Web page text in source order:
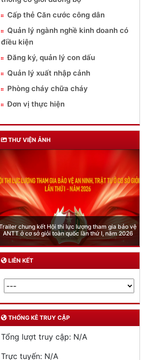
Cấp thẻ Căn cước công dân
Quản lý ngành nghề kinh doanh có
điều kiện
Đăng ký, quản lý con dấu
Quản lý xuất nhập cảnh
Phòng cháy chữa cháy
Đơn vị thực hiện
THƯ VIỆN ẢNH
Phòng Quản lý xuất nhập cảnh: Hướng dẫn những
quy định mới trong lĩnh vực xuất cảnh, nhập cảnh
của công dân việt nam từ ngày 01/7/2026
LIÊN KẾT
THỐNG KÊ TRUY CẬP
Tổng lượt truy cập: N/A
Trực tuyến: N/A